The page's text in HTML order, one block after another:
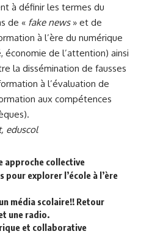
à définir les termes du
de « fake news» et de
à l’ère du numérique
économie de l’attention) ainsi
la dissémination de fausses
à l’évaluation de
aux compétences
eduscol
approche collective
pour explorer l’école à l’ère
média scolaire!! Retour
une radio.
et collaborative